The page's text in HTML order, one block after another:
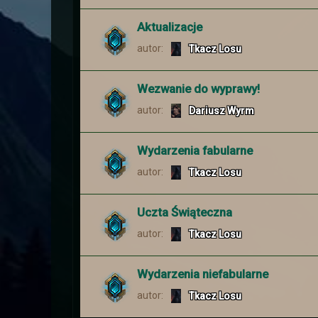
Zapraszamy Wszystkich na
Wszystkiego dobrego z
Aktualizacje
autor: Tkacz Losu
Wezwanie do wyprawy!
autor: Dariusz Wyrm
Wydarzenia fabularne
autor: Tkacz Losu
Uczta Świąteczna
autor: Tkacz Losu
Wydarzenia niefabularne
autor: Tkacz Losu